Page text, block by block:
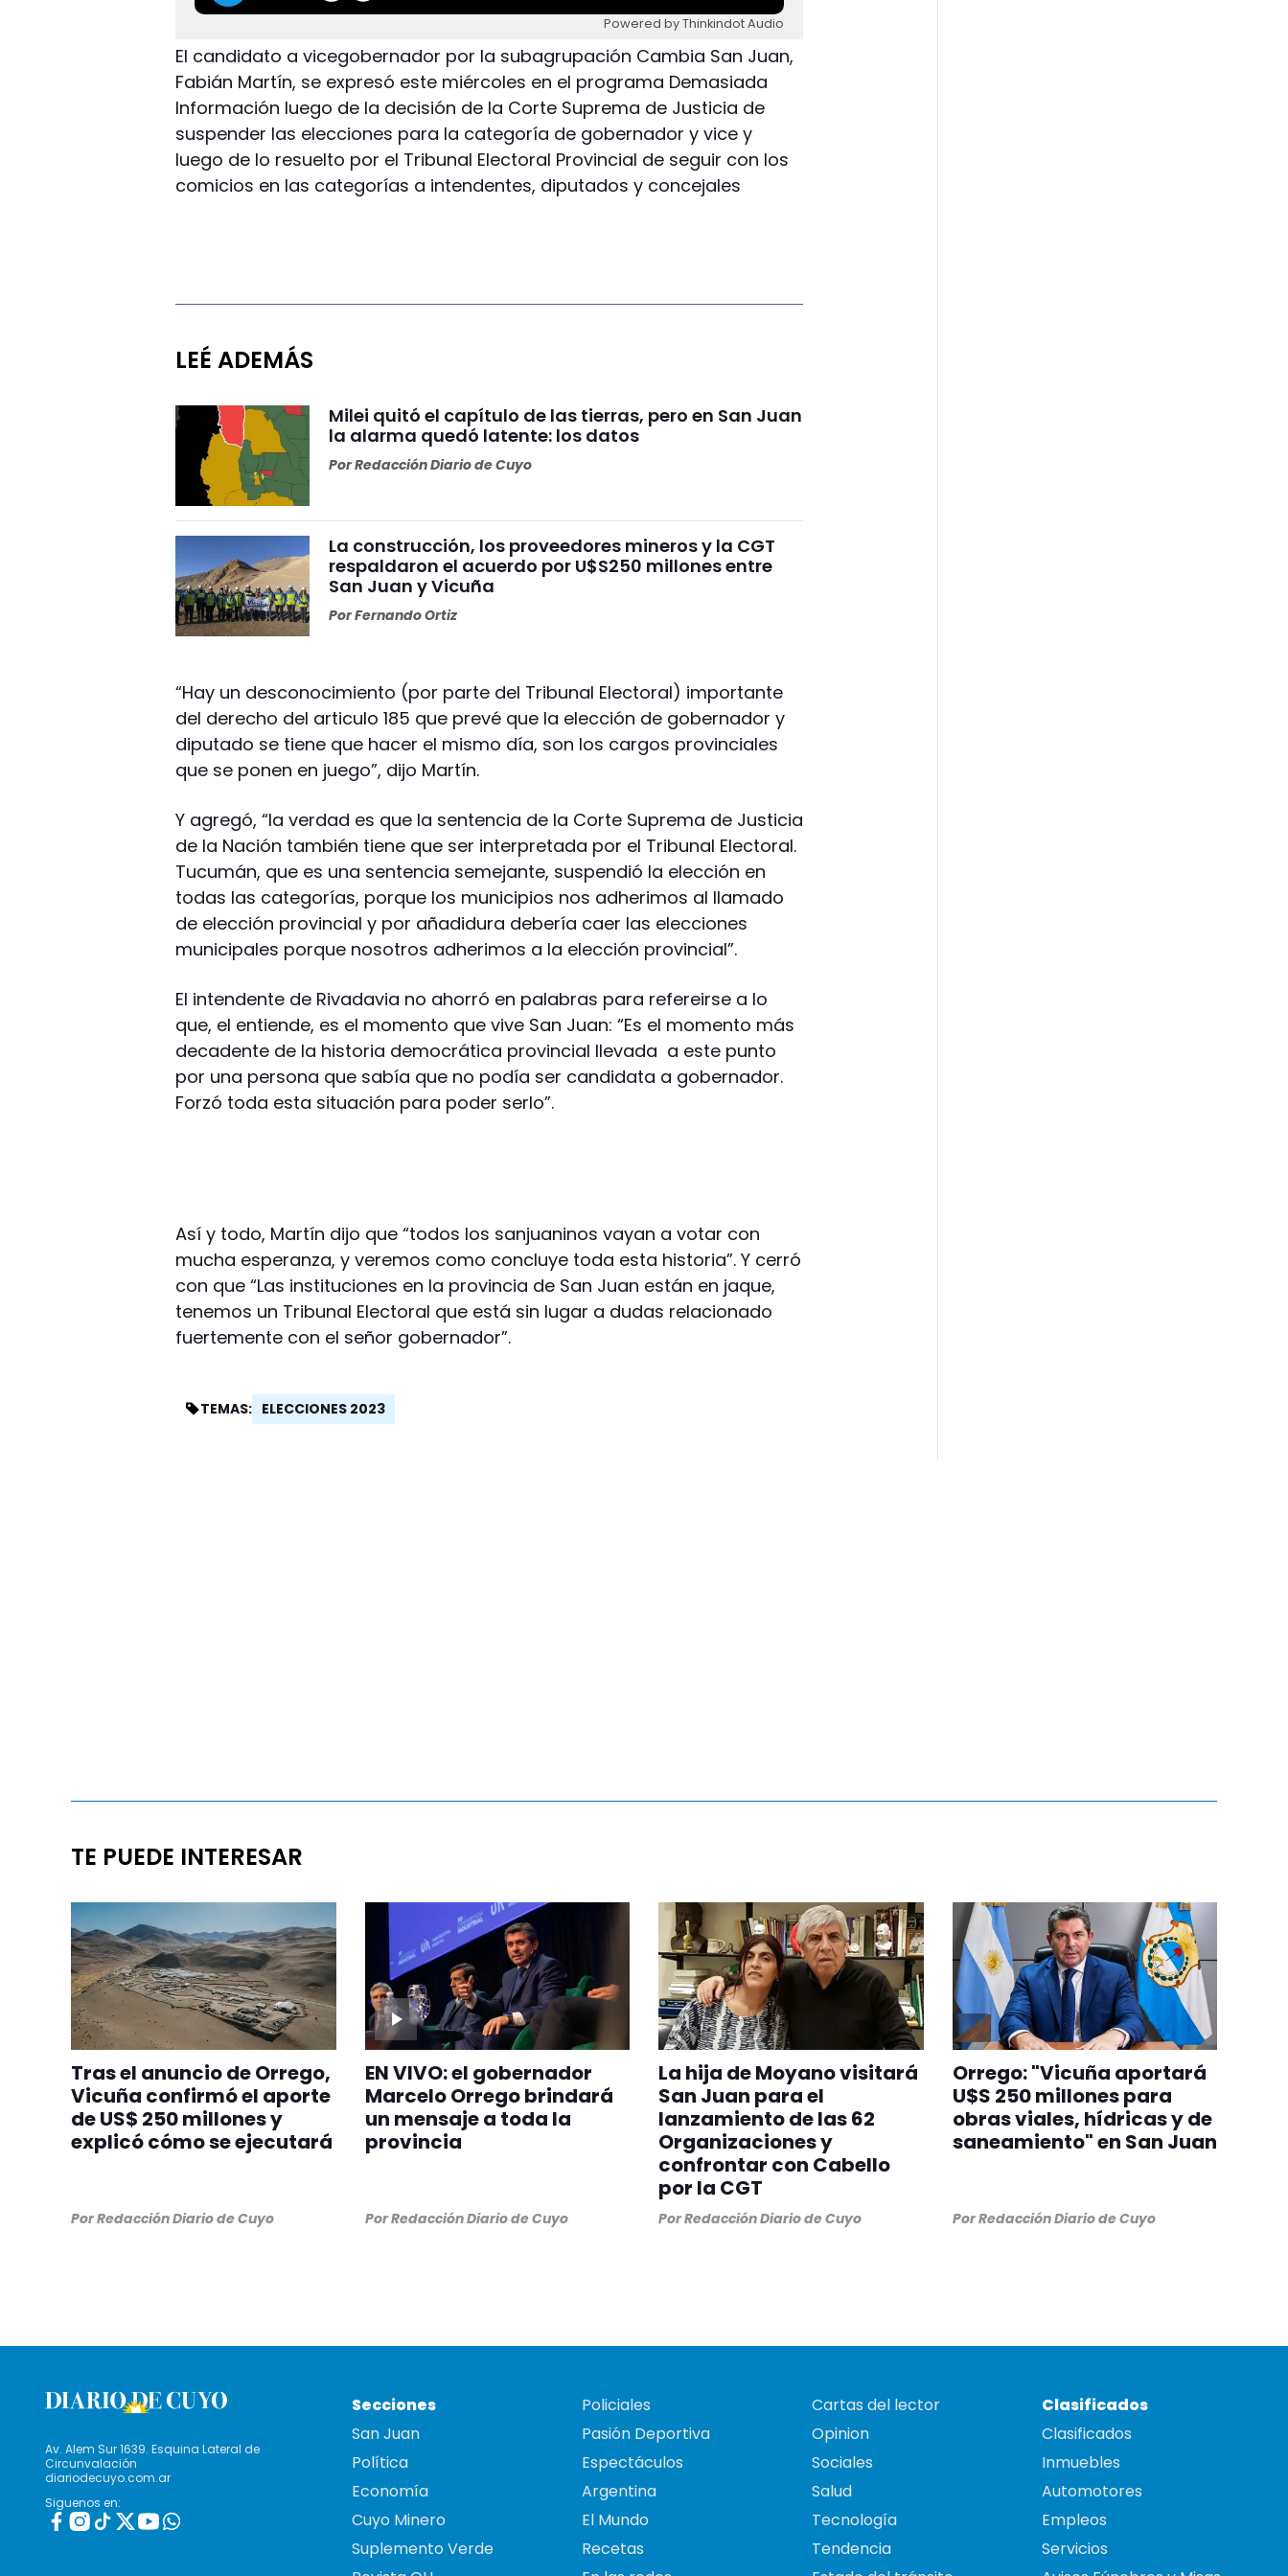
Powered by Thinkindot Audio
El candidato a vicegobernador por la subagrupación Cambia San Juan,
Fabián Martín, se expresó este miércoles en el programa Demasiada
Información luego de la decisión de la Corte Suprema de Justicia de
suspender las elecciones para la categoría de gobernador y vice y
luego de lo resuelto por el Tribunal Electoral Provincial de seguir con los
comicios en las categorías a intendentes, diputados y concejales
LEÉ ADEMÁS
Milei quitó el capítulo de las tierras, pero en San Juan
la alarma quedó latente: los datos
PorRedacción Diario de Cuyo
La construcción, los proveedores mineros y la CGT
respaldaron el acuerdo por U$S250 millones entre
San Juan y Vicuña
PorFernando Ortiz
“Hay un desconocimiento (por parte del Tribunal Electoral) importante
del derecho del articulo 185 que prevé que la elección de gobernador y
diputado se tiene que hacer el mismo día, son los cargos provinciales
que se ponen en juego”, dijo Martín.
Y agregó, “la verdad es que la sentencia de la Corte Suprema de Justicia
de la Nación también tiene que ser interpretada por el Tribunal Electoral.
Tucumán, que es una sentencia semejante, suspendió la elección en
todas las categorías, porque los municipios nos adherimos al llamado
de elección provincial y por añadidura debería caer las elecciones
municipales porque nosotros adherimos a la elección provincial”.
El intendente de Rivadavia no ahorró en palabras para refereirse a lo
que, el entiende, es el momento que vive San Juan: “Es el momento más
decadente de la historia democrática provincial llevada a este punto
por una persona que sabía que no podía ser candidata a gobernador.
Forzó toda esta situación para poder serlo”.
Así y todo, Martín dijo que “todos los sanjuaninos vayan a votar con
mucha esperanza, y veremos como concluye toda esta historia”. Y cerró
con que “Las instituciones en la provincia de San Juan están en jaque,
tenemos un Tribunal Electoral que está sin lugar a dudas relacionado
fuertemente con el señor gobernador”.
TEMAS: ELECCIONES 2023
TE PUEDE INTERESAR
Tras el anuncio de Orrego,
Vicuña confirmó el aporte
de US$ 250 millones y
explicó cómo se ejecutará
PorRedacción Diario de Cuyo
EN VIVO: el gobernador
Marcelo Orrego brindará
un mensaje a toda la
provincia
PorRedacción Diario de Cuyo
La hija de Moyano visitará
San Juan para el
lanzamiento de las 62
Organizaciones y
confrontar con Cabello
por la CGT
PorRedacción Diario de Cuyo
Orrego: "Vicuña aportará
U$S 250 millones para
obras viales, hídricas y de
saneamiento" en San Juan
PorRedacción Diario de Cuyo
Av. Alem Sur 1639. Esquina Lateral de
Circunvalación
diariodecuyo.com.ar
Siguenos en:
Secciones
San Juan
Política
Economía
Cuyo Minero
Suplemento Verde
Policiales
Pasión Deportiva
Espectáculos
Argentina
El Mundo
Recetas
Cartas del lector
Opinion
Sociales
Salud
Tecnología
Tendencia
Clasificados
Clasificados
Inmuebles
Automotores
Empleos
Servicios